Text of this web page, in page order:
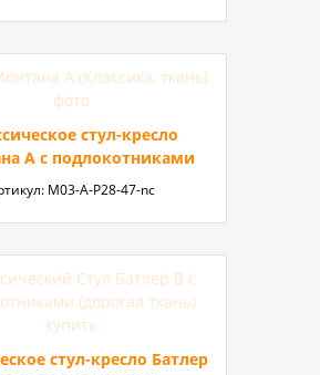
стул-кресло
A с подлокотниками
М03-A-P28-47-nc
стул-кресло Батлер